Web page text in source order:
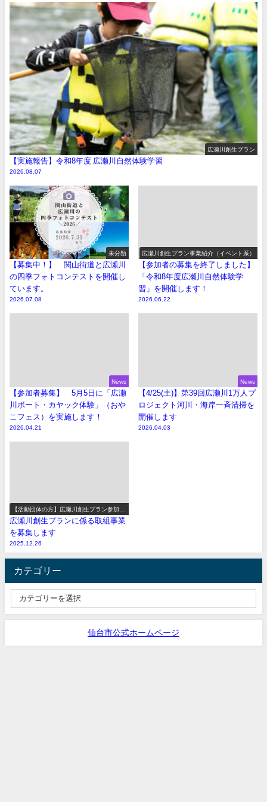
広瀬川創生プラン
【実施報告】令和8年度 広瀬川自然体験学習
2026.08.07
未分類
【募集中！】 関山街道と広瀬川
の四季フォトコンテストを開催し
ています。
2026.07.08
広瀬川創生プラン事業紹介（イベント系）
【参加者の募集を終了しました】
「令和8年度広瀬川自然体験学
習」を開催します！
2026.06.22
News
【参加者募集】 5月5日に「広瀬
川ボート・カヤック体験」（おや
こフェス）を実施します！
2026.04.21
News
【4/25(土)】第39回広瀬川1万人プ
ロジェクト河川・海岸一斉清掃を
開催します
2026.04.03
【活動団体の方】広瀬川創生プラン参加事
業の募集
広瀬川創生プランに係る取組事業
を募集します
2025.12.26
カテゴリー
仙台市公式ホームページ